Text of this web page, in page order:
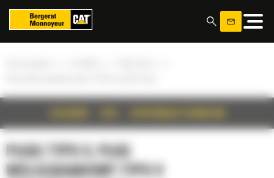
PŁUGI TYPU V, PŁUG
WIELOZADANIOWY TYPU V
Panel zarządzania plikami cookies